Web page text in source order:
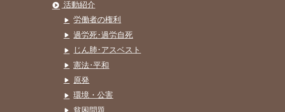
活動紹介
労働者の権利
過労死･過労自死
じん肺･アスベスト
憲法･平和
原発
環境・公害
貧困問題